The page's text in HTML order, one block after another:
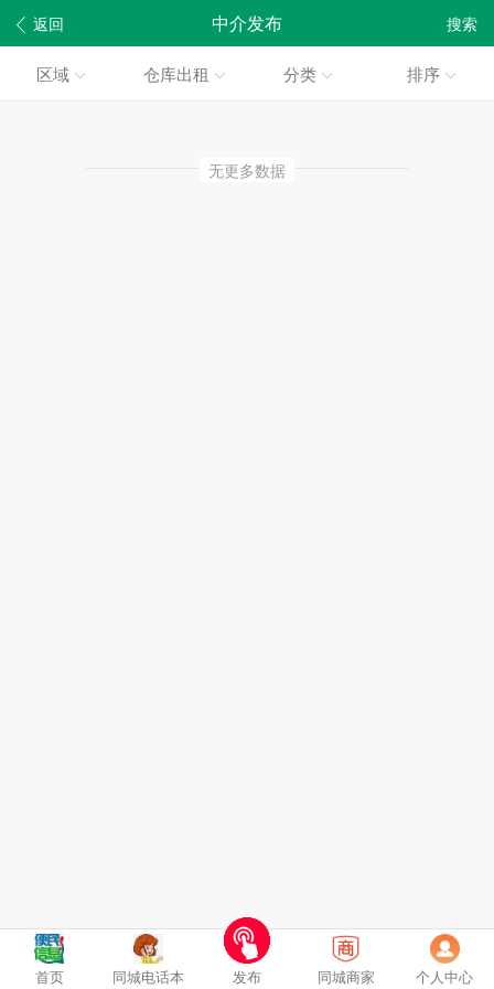
返回 搜索
中介发布
区域 仓库出租 分类 排序
无更多数据
首页 同城电话本 发布 同城商家 个人中心